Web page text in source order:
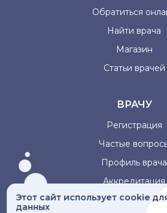
Этот сайт использует cookie
данных
Обратиться
Найти врача
Магазин
Статьи врачей
ВРАЧУ
Регистрация
Частые
Профиль врача
Аккредитация